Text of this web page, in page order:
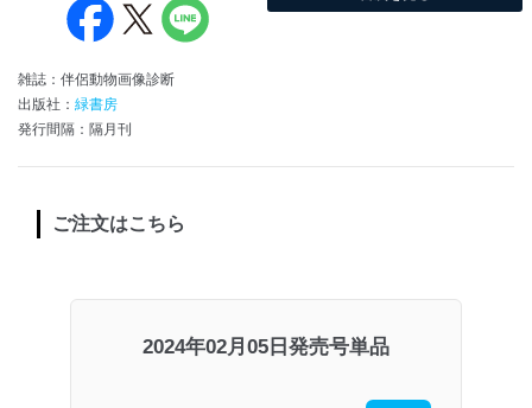
雑誌：伴侶動物画像診断
出版社： 緑書房
発行間隔：隔月刊
ご注文はこちら
2024年02月05日発売号単品